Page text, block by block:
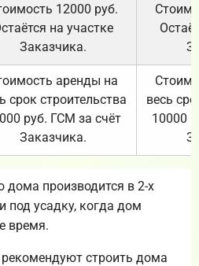
12000 руб.
на участке
Заказчика.
аренды на
срок строительства
руб. ГСМ за счёт
Заказчика.
весь
10000
дома производится в 2-х
под усадку, когда дом
время.
строить дома